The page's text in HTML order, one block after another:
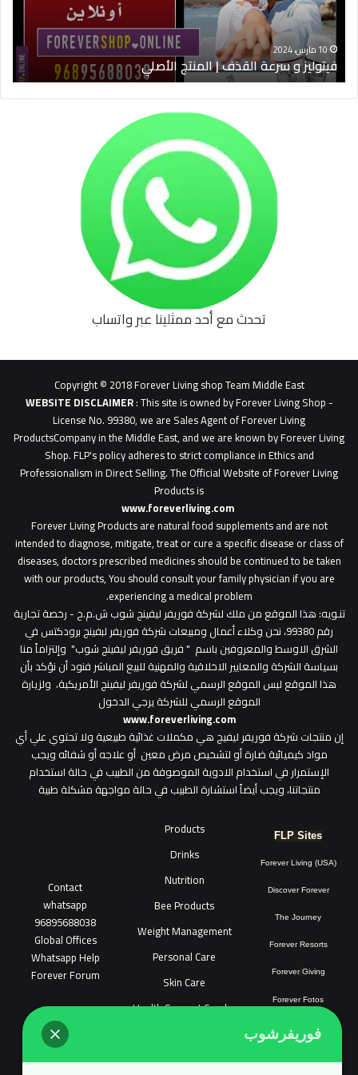
الأصلي
10 مارس، 2024
فيتوليز و سرعة القذف | المنتج الأصلي
تحدث مع أحد ممثلينا عبر واتساب
Copyright © 2018 Forever Living shop Team Middle East
WEBSITE DISCLAIMER: This site is owned by Forever Living Shop -
License No. 99380, we are Sales Agent of Forever Living
ProductsCompany in the Middle East, and we are known by Forever Living
Shop. FLP's policy adheres to strict compliance in Ethics and
Professionalism in Direct Selling. The Official Website of Forever Living
Products is
www.foreverliving.com
Forever Living Products are natural food supplements and are not
intended to diagnose, mitigate, treat or cure a specific disease or class of
diseases, doctors prescribed medicines should be continued to be taken
with our products, You should consult your family physician if you are
experiencing a medical problem.
تنـويه: هذا الموقع من ملك لشركة فوريفر ليفينج شوب ش.م.ح - رخصة تجارية
رقم 99380، نحن وكلاء أعمال ومبيعات شركة فوريفر لبفينج برودكتس في
الشرق الاوسط والمعروفين باسم " فريق فوريفر ليفينج شوب" وإلتزاماً منا
بسياسة الشركة والمعايير الاخلاقية والمهنية للبيع المباشر فنود أن نؤكد بأن
هذا الموقع ليس الموقع الرسمي لشركة فوريفر ليفينج الأمريكية، ولزيارة
الموقع الرسمي للشركة يرجي الدخول
www.foreverliving.com
​إن منتجات شركة فوريفر ليفيج هي مكملات غذائية طبيعية ولا تحتوي علي أي
مواد كيميائية ضارة أو لتشخيص مرض معين أو علاجه أو شفائه ويجب
الإستمرار في استخدام الادوية الموصوفة من الطبيب في حالة استخدام
منتجاتنا، ويجب أيضاً استشارة الطبيب في حالة مواجهة مشكلة طبية
FLP Sites
Forever Living (USA)
Discover Forever
The Journey
Forever Resorts
Forever Giving
Forever Fotos
Products
Drinks
Nutrition
Bee Products
Weight Management
Personal Care
Skin Care
Health Support Combo
Contact
whatsapp
96895688038
Global Offices
Whatsapp Help
Forever Forum
فوريفرشوب